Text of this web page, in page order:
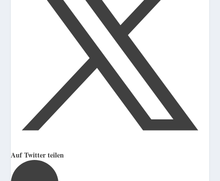
Auf Twitter teilen